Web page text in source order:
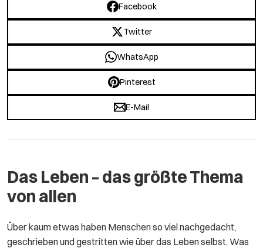
Facebook
Twitter
WhatsApp
Pinterest
E-Mail
Das Leben – das größte Thema
von allen
Über kaum etwas haben Menschen so viel nachgedacht,
geschrieben und gestritten wie über das Leben selbst. Was